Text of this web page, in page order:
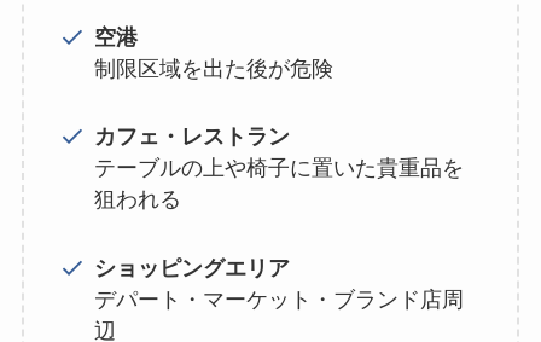
空港
制限区域を出た後が危険
カフェ・レストラン
テーブルの上や椅子に置いた貴重品を
狙われる
ショッピングエリア
デパート・マーケット・ブランド店周
辺